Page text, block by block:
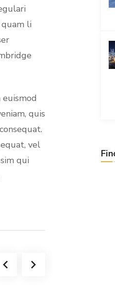
li
quis
vel
qui